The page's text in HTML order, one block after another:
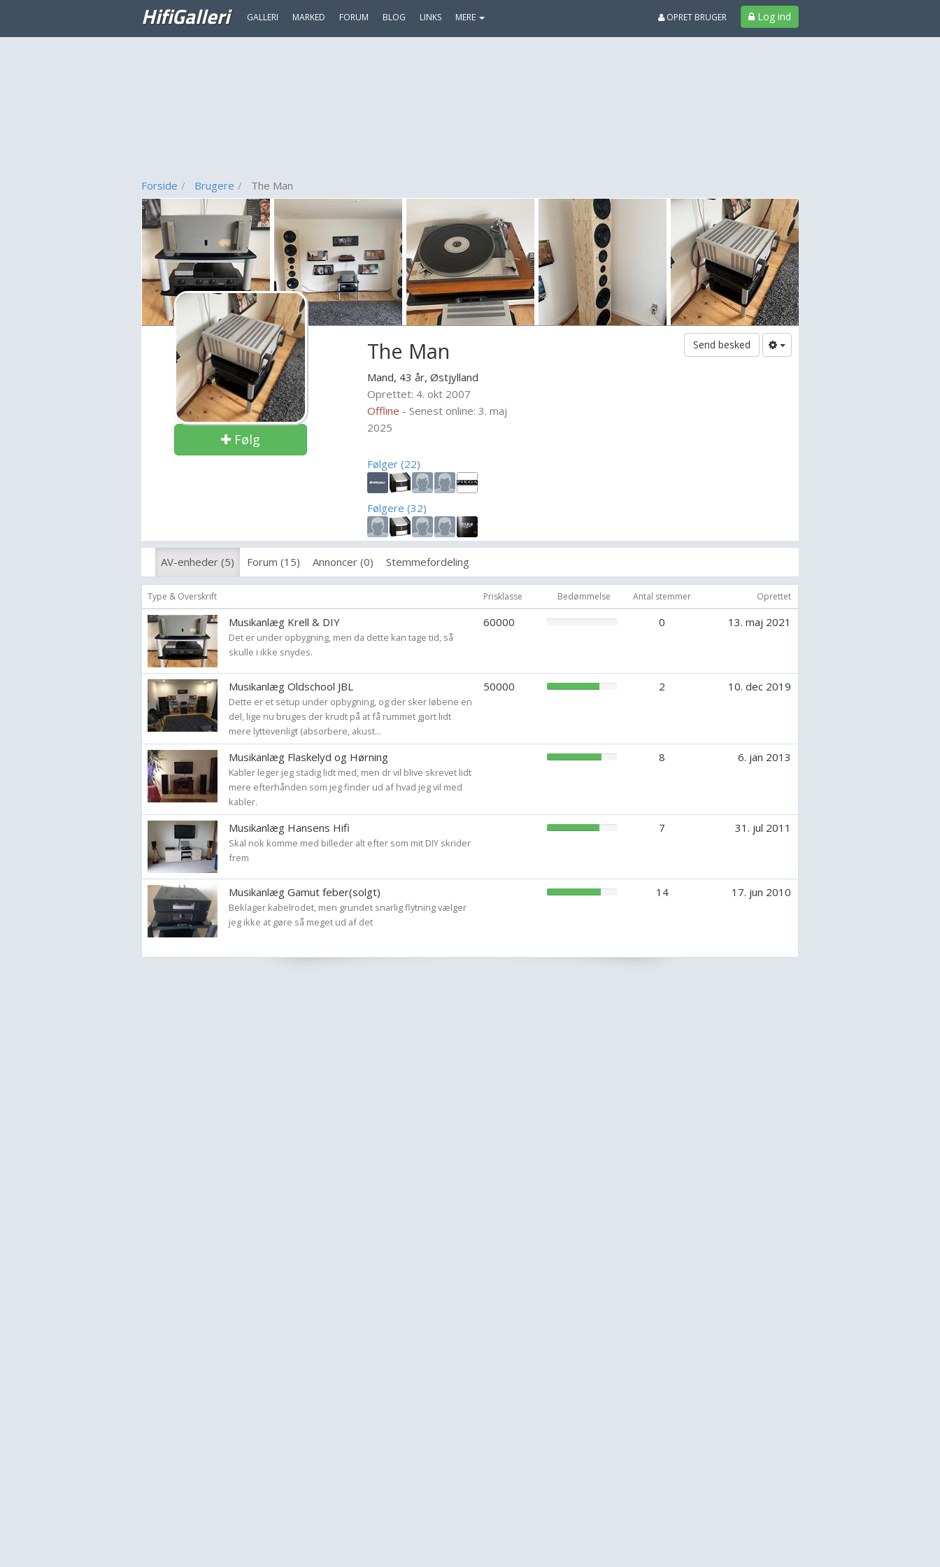
HifiGalleri GALLERI MARKED FORUM BLOG LINKS MERE Log ind
OPRET BRUGER
Forside Brugere The Man
Følg
The Man
Mand, 43 år,Østjylland
Oprettet: 4. okt 2007
Offline - Senest online: 3. maj
2025
Følger (22)
Følgere (32)
Send besked
AV-enheder (5) Forum (15) Annoncer (0) Stemmefordeling
Type & Overskrift Prisklasse Bedømmelse Antal stemmer Oprettet
Musikanlæg Krell & DIY
Det er under opbygning, men da dette kan tage tid, så
skulle i ikke snydes.
60000 0 13. maj 2021
Musikanlæg Oldschool JBL
Dette er et setup under opbygning, og der sker løbene en
del, lige nu bruges der krudt på at få rummet gjort lidt
mere lyttevenligt (absorbere, akust...
50000 2 10. dec 2019
Musikanlæg Flaskelyd og Hørning
Kabler leger jeg stadig lidt med, men dr vil blive skrevet lidt
mere efterhånden som jeg finder ud af hvad jeg vil med
kabler.
8 6. jan 2013
Musikanlæg Hansens Hifi
Skal nok komme med billeder alt efter som mit DIY skrider
frem
7 31. jul 2011
Musikanlæg Gamut feber(solgt)
Beklager kabelrodet, men grundet snarlig flytning vælger
jeg ikke at gøre så meget ud af det
14 17. jun 2010